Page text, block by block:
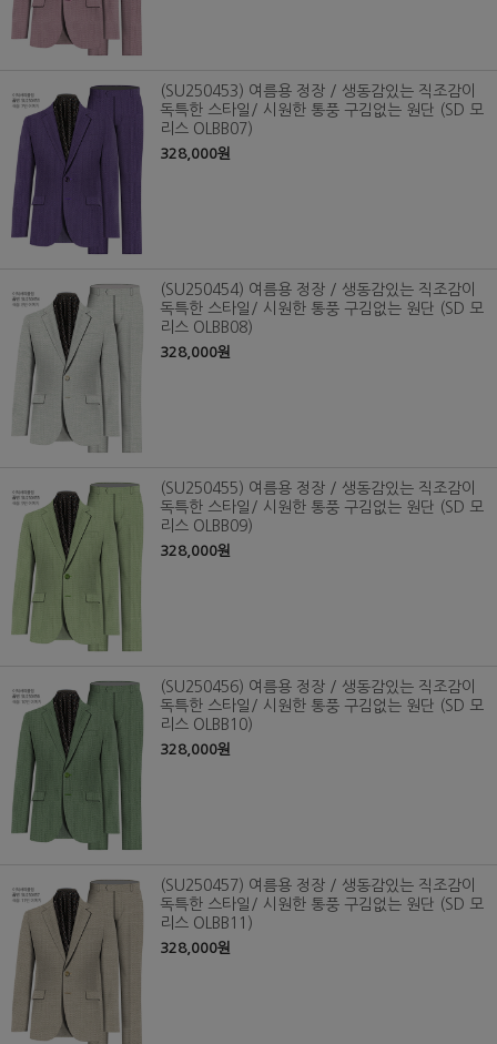
(SU250453) 여름용 정장 / 생동감있는 직조감이
독특한 스타일/ 시원한 통풍 구김없는 원단 (SD 모
리스 OLBB07)
328,000원
(SU250454) 여름용 정장 / 생동감있는 직조감이
독특한 스타일/ 시원한 통풍 구김없는 원단 (SD 모
리스 OLBB08)
328,000원
(SU250455) 여름용 정장 / 생동감있는 직조감이
독특한 스타일/ 시원한 통풍 구김없는 원단 (SD 모
리스 OLBB09)
328,000원
(SU250456) 여름용 정장 / 생동감있는 직조감이
독특한 스타일/ 시원한 통풍 구김없는 원단 (SD 모
리스 OLBB10)
328,000원
(SU250457) 여름용 정장 / 생동감있는 직조감이
독특한 스타일/ 시원한 통풍 구김없는 원단 (SD 모
리스 OLBB11)
328,000원